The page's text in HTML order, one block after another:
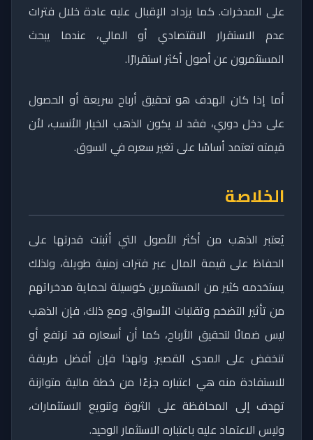
على المدخرات. كما يزداد الإقبال عليه عادة خلال فترات
عدم الاستقرار الاقتصادي أو المالي، عندما يبحث
المستثمرون عن أصول أكثر استقرارًا.
أما إذا كان الهدف هو تحقيق أرباح سريعة أو الحصول
على دخل دوري، فقد لا يكون الذهب الخيار الأنسب، لأن
قيمته تعتمد أساسًا على تغير سعره في السوق.
الخلاصة
يُعتبر الذهب من أكثر الأصول التي أثبتت قدرتها على
الحفاظ على قيمة المال عبر فترات زمنية طويلة، ولذلك
يستخدمه كثير من المستثمرين كوسيلة لحماية مدخراتهم
من تأثير التضخم وتقلبات الأسواق. ومع ذلك، فإن الذهب
ليس ضمانًا لتحقيق الأرباح، كما أن أسعاره قد ترتفع أو
تنخفض على المدى القصير. ولهذا فإن أفضل طريقة
للاستفادة منه هي اعتباره جزءًا من خطة مالية متوازنة
تهدف إلى المحافظة على الثروة وتنويع الاستثمارات،
وليس الاعتماد عليه باعتباره الاستثمار الوحيد.